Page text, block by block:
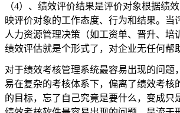
（4）、绩效评价结果是评价对象根据绩
映评价对象的工作态度、行为和结果。当
人力资源管理决策（如工资单、晋升、培
绩效评估就是个形式了，对企业无任何帮
对于绩效考核管理系统最容易出现的问题
易在复杂的考核体系下，偏离了绩效考核
的目标，忘了自己究竟是要什么，变成只